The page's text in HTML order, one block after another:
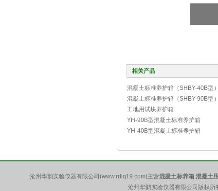
相关产品
混凝土标准养护箱（SHBY-40B型
混凝土标准养护箱（SHBY-90B型
工地用试块养护箱
YH-90B型混凝土标准养护箱
YH-40B型混凝土标准养护箱
沧州华韵实验仪器有限公司(www.rdlq19.com)主营混凝土标养箱,混凝土
沧州华韵实验仪器有限公司版权